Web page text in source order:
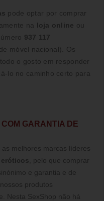
pode optar por comprar
na loja online ou
937 117
móvel nacional)
. Os
o gosto em responder
lo no caminho certo para
GARANTIA DE
melhores marcas líderes
, pelo que comprar
e garantia e de
produtos
Nesta SexShop não há